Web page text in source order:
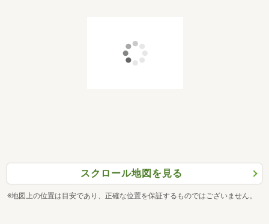
スクロール地図を見る
※地図上の位置は目安であり、正確な位置を保証するものではございません。